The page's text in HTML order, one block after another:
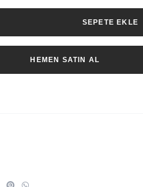
SEPETE EKLE
HEMEN SATIN AL